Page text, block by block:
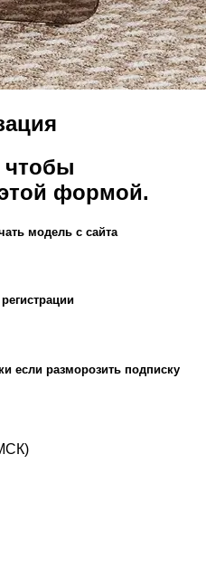
чтобы
формой.
модель с сайта
если разморозить подписку